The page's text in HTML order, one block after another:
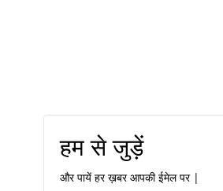
हम से जुड़ें
और पायें हर ख़बर आपकी ईमेल पर |